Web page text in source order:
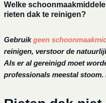
Welke
rieten dak te reinigen?
Gebruikgeen
reinigen, verstoor de
Als er al gereinigd moet
professionals meestal